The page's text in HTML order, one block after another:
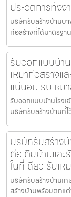
ประวัติการทิ้งง
บริษัทรับสร้างบ้านบ
ก่อสร้างที่ได้มาตรฐา
รับออกแบบบ้า
เหมาก่อสร้างแ
แน่นอน รับเหม
รับออกแบบบ้านโรง
บริษัทรับสร้างบ้านที่ไ
บริษัทรับสร้าง
ต่อเติมบ้านแล
ในที่เดียว รับเ
บริษัทรับสร้างบ้านเ
สร้างบ้านพร้อมตกแต่